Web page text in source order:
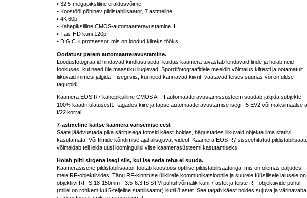
• 32,5-megapiksliline eraldusvõime
• Koostööl põhinev pildistabilisaator, 7 astmeline
• 4K 60p
• Kahepiksliline CMOS-automaatteravustamine II
• Täis-HD kuni 120p
• DIGIC × protsessor, mis on loodud kiireks tööks
Oodatust parem automaatteravustamine.
Loodusfotograafid hindavad kindlasti seda, kuidas kaamera tuvastab lendavaid linde ja hoiab neid
fookuses, kui need üle maastiku liuglevad. Spordifotograafidele meeldib võimalus kiiresti ja ootamatult
liikuvaid inimesi jälgida – isegi siis, kui need kannavad kiivrit, vaatavad teises suunas või on üldse
tagurpidi.
Kaamera EOS R7 kahepiksliline CMOS AF II automaatteravustamissüsteem suudab jälgida subjekte
100% kaadri ulatusest1, tagades kiire ja täpse automaatteravustamise isegi –5 EV2 või maksimaalse
f/22 korral.
7-astmeline kaitse kaamera värisemise eest
Saate jäädvustada pika säritusega fotosid käest hoides, hägustades liikuvaid objekte ilma statiivi
kasutamata. Või filmide kõndimise ajal ülisujuvat videot. Kaamera EOS R7 sisseehitatud
võimaldab teil leida uusi loomingulisi viise kaamerasüsteemi kasutamiseks.
Hoiab pilti sirgena isegi siis, kui ise seda teha ei suuda.
Kaamerasisene pildistabilisaator töötab koostöös optilise pildistabilisaatoriga, mis on olemas paljudes
meie RF-objektiivides. Tänu RF-kinnituse ülikiirele kommunikatsioonile ja suurele füüsilisele laiusele on
objektiivi RF-S 18-150mm F3.5-6.3 IS STM puhul võimalik kuni 7 astet ja teiste RF-objektiivide puhul
(millel on rohkem kui 5-teljeline stabilisaator) kuni 8 astet. See tagab käest hoides sujuva ja värinavaba